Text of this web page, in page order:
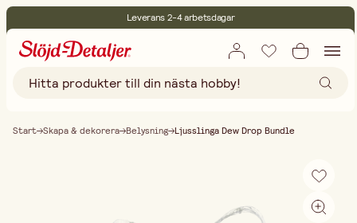
Leverans 2-4 arbetsdagar
Fri frakt vid köp över 499:-
Start Skapa & dekorera Belysning Ljusslinga Dew Drop Bundle